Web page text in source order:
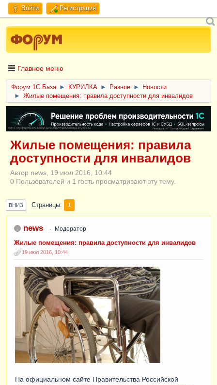
Войти Регистрация
Главное меню
Форум 1C База ► КУРИЛКА ► Разное ►
Новости
►
Жилые помещения: правила доступности для инвалидов
ERID: CQH36pWzJqVJD4xVLsnhcU4hVPNjkBZe8KKxjJiYySyZAz
Жилые помещения: правила
доступности для инвалидов
Автор news, 19 июл 2016, 10:44
0 Пользователей и 1 гость просматривают эту тему.
ВНИЗ Страницы 1
news Модератор
Жилые помещения: правила доступности для инвалидов
19 июл 2016, 10:44
На официальном сайте Правительства Российской